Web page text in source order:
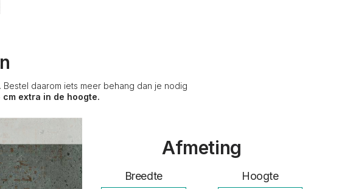
daarom iets meer behang dan je nodig
extra in de hoogte.
Afmeting
Breedte Hoogte